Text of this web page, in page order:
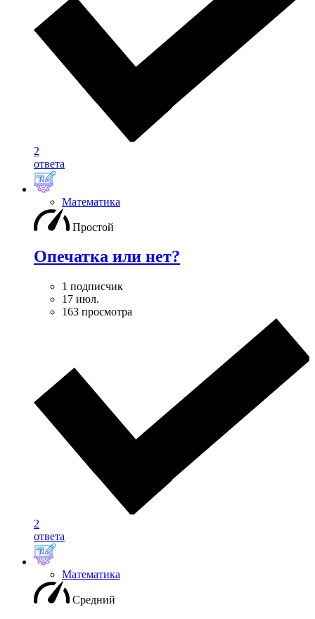
2
ответа
Математика
Простой
Опечатка или нет?
1 подписчик
17 июл.
163 просмотра
2
ответа
Математика
Средний